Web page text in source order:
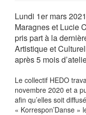
Lundi 1er mars
Maragnes et Lucie
pris part à la
Artistique et
après 5 mois
Le collectif HEDO
novembre 2020 et a
afin qu’elles soit
« Korrespon’Danse »